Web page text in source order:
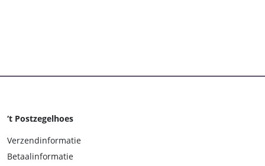
‘t Postzegelhoes
Verzendinformatie
Betaalinformatie